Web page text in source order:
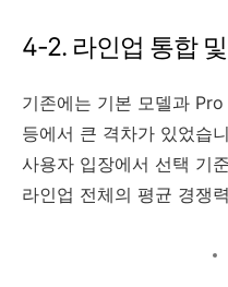
4-2. 라인업 통합
기존에는 기본 모델과
등에서 큰 격차가 있었습
사용자 입장에서 선택 기
라인업 전체의 평균 경쟁